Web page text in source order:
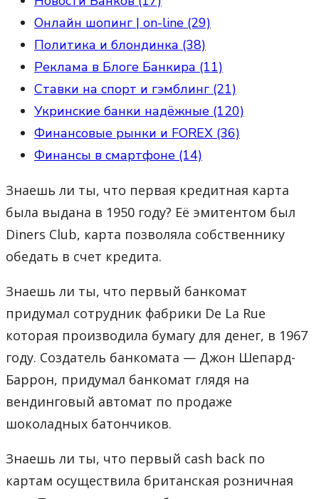
Онлайн шопинг | on-line (29)
Политика и блондинка (38)
Реклама в Блоге Банкира (11)
Ставки на спорт и гэмблинг (21)
Укринские банки надёжные (120)
Финансовые рынки и FOREX (36)
Финансы в смартфоне (14)
Знаешь ли ты, что первая кредитная карта
была выдана в 1950 году? Её эмитентом был
Diners Club, карта позволяла собственнику
обедать в счет кредита.
Знаешь ли ты, что первый банкомат
придумал сотрудник фабрики De La Rue
которая производила бумагу для денег, в 1967
году. Создатель банкомата — Джон Шепард-
Баррон, придумал банкомат глядя на
вендинговый автомат по продаже
шоколадных батончиков.
Знаешь ли ты, что первый cash back по
картам осуществила британская розничная